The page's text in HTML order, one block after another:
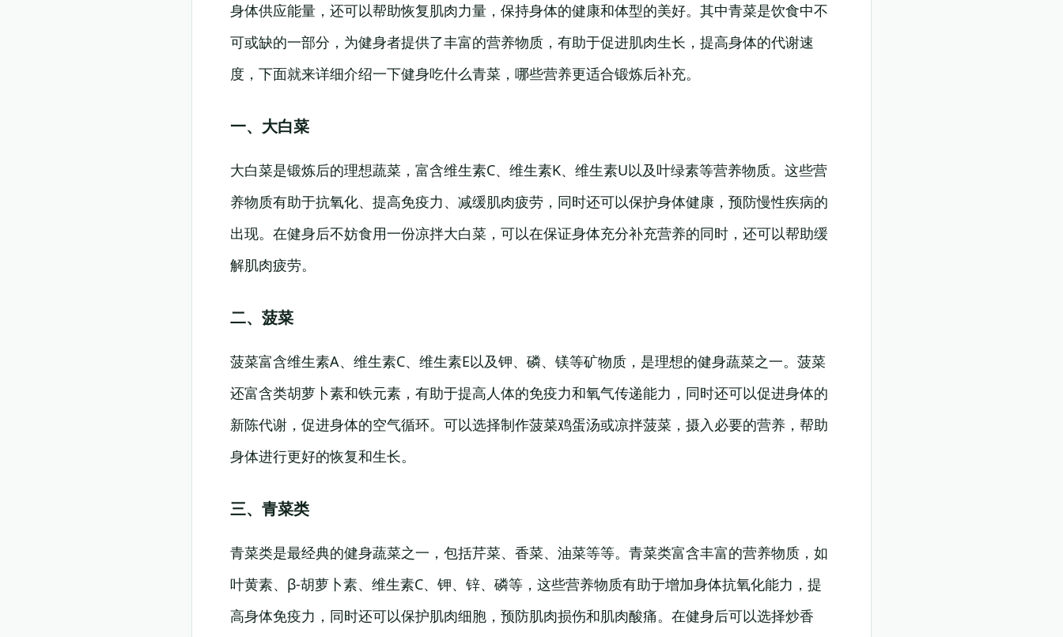
身体供应能量，还可以帮助恢复肌肉力量，保持身体的健康和体型的美好。其中青菜是饮食中不
可或缺的一部分，为健身者提供了丰富的营养物质，有助于促进肌肉生长，提高身体的代谢速
度，下面就来详细介绍一下健身吃什么青菜，哪些营养更适合锻炼后补充。
一、大白菜
大白菜是锻炼后的理想蔬菜，富含维生素C、维生素K、维生素U以及叶绿素等营养物质。这些营
养物质有助于抗氧化、提高免疫力、减缓肌肉疲劳，同时还可以保护身体健康，预防慢性疾病的
出现。在健身后不妨食用一份凉拌大白菜，可以在保证身体充分补充营养的同时，还可以帮助缓
解肌肉疲劳。
二、菠菜
菠菜富含维生素A、维生素C、维生素E以及钾、磷、镁等矿物质，是理想的健身蔬菜之一。菠菜
还富含类胡萝卜素和铁元素，有助于提高人体的免疫力和氧气传递能力，同时还可以促进身体的
新陈代谢，促进身体的空气循环。可以选择制作菠菜鸡蛋汤或凉拌菠菜，摄入必要的营养，帮助
身体进行更好的恢复和生长。
三、青菜类
青菜类是最经典的健身蔬菜之一，包括芹菜、香菜、油菜等等。青菜类富含丰富的营养物质，如
叶黄素、β-胡萝卜素、维生素C、钾、锌、磷等，这些营养物质有助于增加身体抗氧化能力，提
高身体免疫力，同时还可以保护肌肉细胞，预防肌肉损伤和肌肉酸痛。在健身后可以选择炒香